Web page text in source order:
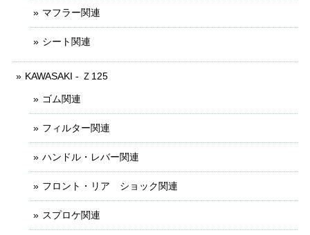
マフラー関連
シート関連
KAWASAKI - Ｚ125
ゴム関連
フィルター関連
ハンドル・レバー関連
フロント・リア ショック関連
スプロケ関連